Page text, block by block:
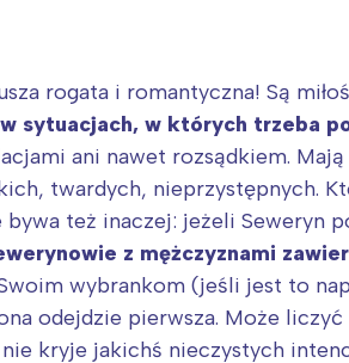
rogata i romantyczna! Są
sytuacjach, w których trzeba
ani nawet rozsądkiem.
twardych, nieprzystępnych.
też inaczej: jeżeli Seweryn
z mężczyznami
wybrankom (jeśli jest to
odejdzie pierwsza. Może
kryje jakichś nieczystych
wydarzenia z tego
Śląsk
Kraków
Południe